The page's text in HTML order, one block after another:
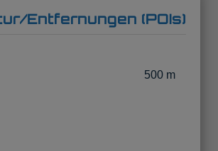
Entfernungen (POIs)
500 m